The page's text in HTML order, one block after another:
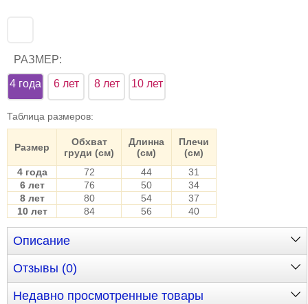
РАЗМЕР:
4 года 6 лет 8 лет 10 лет
Таблица размеров:
Размер
Обхват
груди (см)
Длинна
(см)
Плечи
(см)
4 года
72 44
31
6 лет
76 50
34
8 лет
80 54
37
10 лет
84 56 40
Описание
Отзывы (0)
Недавно просмотренные товары